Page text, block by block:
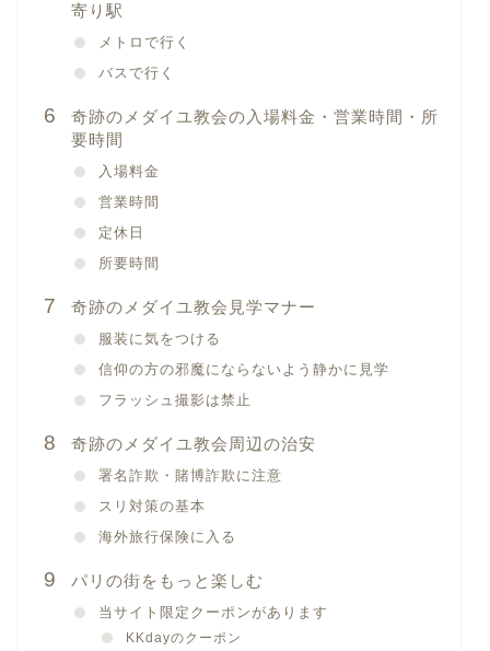
寄り駅
メトロで行く
バスで行く
奇跡のメダイユ教会の入場料金・営業時間・所
要時間
入場料金
営業時間
定休日
所要時間
奇跡のメダイユ教会見学マナー
服装に気をつける
信仰の方の邪魔にならないよう静かに見学
フラッシュ撮影は禁止
奇跡のメダイユ教会周辺の治安
署名詐欺・賭博詐欺に注意
スリ対策の基本
海外旅行保険に入る
パリの街をもっと楽しむ
当サイト限定クーポンがあります
KKdayのクーポン